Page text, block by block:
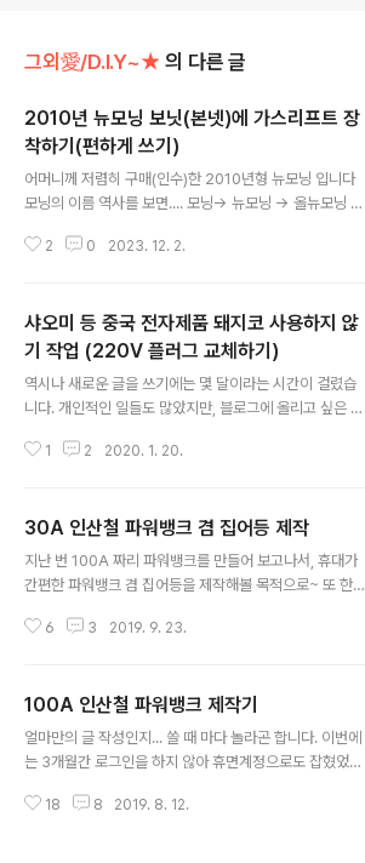
그외愛/D.I.Y~★ 의 다른 글
2010년 뉴모닝 보닛(본넷)에 가스리프트 장
착하기(편하게 쓰기)
어머니께 저렴히 구매(인수)한 2010년형 뉴모닝 입니다
모닝의 이름 역사를 보면.... 모닝-> 뉴모닝 -> 올뉴모닝 -
때문에 참조 자료를 찾아보면 내가 찾는 것이 아닌 경우가
착했네요. 덕분에 다른 작업을 모두 마친 후 마지막 작업입
니다 (11월 11일 광군제에 구입 -> 11월 30일 도착) 이 작
업은 전동 공구(임팩트 렌치)가 있으시다면, 순식간에 완료
할 수 있습니다 만약 임팩트 렌치가 없다면(무선 전동 드릴
이라도 없다면) 조금 귀찮게 작업을 해야 합니다. 먼저 보닛
을 열어봅니다. 워셔액을 넣든 휴즈박스를 열든... 뭘..
2 0 2023. 12. 2.
샤오미 등 중국 전자제품 돼지코 사용하지 않
기 작업 (220V 플러그 교체하기)
역시나 새로운 글을 쓰기에는 몇 달이라는 시간이 걸렸습
니다. 개인적인 일들도 많았지만, 블로그에 올리고 싶은 이
조만간 하나씩 하나씩 풀려가며 좋은 글들로 포스팅이 가
합니다. 공대 출신이라는 것도 있지만 취미삼아 한 것들이
도움이 되는 듯 하네요. 20년이 넘은 이야기지만 전역을
하고 배관 관련 막노동을 했던 것도 집에서 잔잔한 것들을
었을 때 사용을 해보며 접하게 된 브랜드가 샤오미 입니다.
1 2 2020. 1. 20.
30A 인산철 파워뱅크 겸 집어등 제작
지난 번 100A 짜리 파워뱅크를 만들어 보고나서, 휴대가
간편한 파워뱅크 겸 집어등을 제작해볼 목적으로~ 또 한번
지 몇 달은 지난 배터리네요^^;;; 게으름에 미뤄두고 미뤄두
해 4S2P 로 제작을 했습니다. 네X버의 한 카페에서 구매
를 한 인산철 배터리로, 공구 당시 개당 11000원을 줬으니
~ 8개 88,000원 이었습니다~ 케이스는 역시나 공구함을
D를 탈착해서 넣고 다닐 공간과 함께~ 여유를 두고 싶었습
6 3 2019. 9. 23.
100A 인산철 파워뱅크 제작기
얼마만의 글 작성인지... 쓸 때 마다 놀라곤 합니다. 이번에
는 3개월간 로그인을 하지 않아 휴면계정으로도 잡혔었네
니... 앞으로는 글을 자주 올리도록 하겠습니다. 인산철 10
18 8 2019. 8. 12.